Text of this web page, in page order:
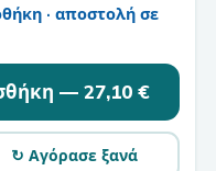
· αποστολή σε
— 27,10 €
↻ Αγόρασε ξανά